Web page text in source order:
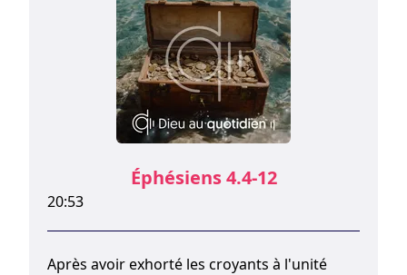
Éphésiens 4.4-12
20:53
Après avoir exhorté les croyants à l'unité